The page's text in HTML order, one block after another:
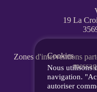
19 La
Zones d'interventions
Cookies
Nous utilisons
navigation.
autoriser